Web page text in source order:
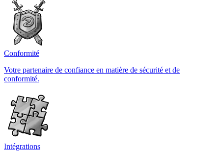
Conformité
Votre partenaire de confiance en matière de sécurité et de
conformité.
Intégrations